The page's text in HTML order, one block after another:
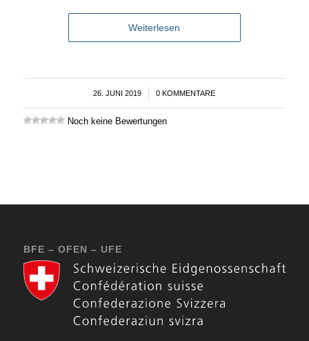
Weiterlesen
26. JUNI 2019
/ 0 KOMMENTARE
Noch keine Bewertungen
BFE – OFEN – UFE